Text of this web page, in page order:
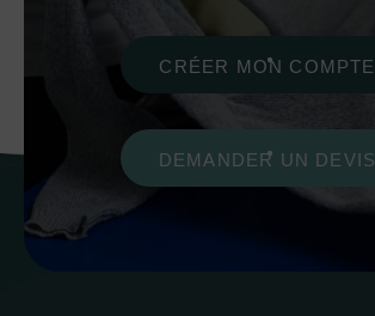
CRÉER MON COMPTE
DEMANDER UN DEVIS